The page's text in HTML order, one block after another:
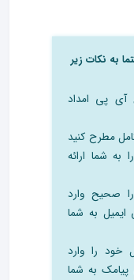
به نکات زیر
آی پی امداد
مطرح کنید
به شما ارائه
صحیح وارد
ایمیل به شما
خود را وارد
پیامک به شما